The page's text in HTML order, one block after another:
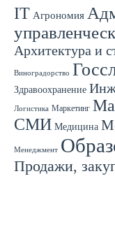
IT Агрономия
Архитектура и
Виноградорство
Здравоохранение
Логистика Маркетинг
СМИ Медицина
Менеджмент
Продажи,